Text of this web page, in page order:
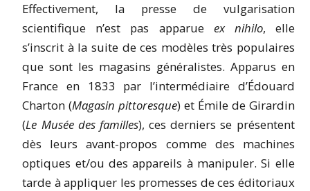
Effectivement, la presse de vulgarisation
scientifique n’est pas apparue ex nihilo, elle
s’inscrit à la suite de ces modèles très populaires
que sont les magasins généralistes. Apparus en
France en 1833 par l’intermédiaire d’Édouard
Charton (Magasin pittoresque) et Émile de Girardin
(Le Musée des familles), ces derniers se présentent
dès leurs avant-propos comme des machines
optiques et/ou des appareils à manipuler. Si elle
tarde à appliquer les promesses de ces éditoriaux